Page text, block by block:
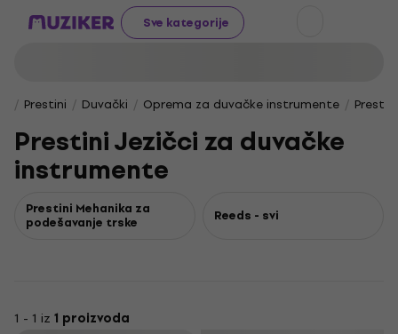
Sve kategorije
Prestini Duvački Oprema za duvačke instrumente
Prestini Jezičci za duvačke
instrumente
Prestini Mehanika za
podešavanje trske Reeds - svi
1 - 1 iz 1 proizvoda